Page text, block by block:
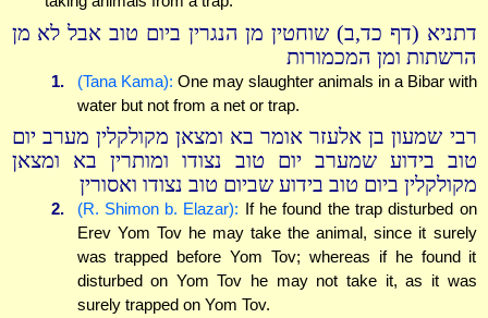
דתניא (דף כד,ב) שוחטין מן הנגרין ביום טוב אבל לא מן
הרשתות ומן המכמורות
1. (Tana Kama): One may slaughter animals in a Bibar with
water but not from a net or trap.
רבי שמעון בן אלעזר אומר בא ומצאן מקולקלין מערב יום
טוב בידוע שמערב יום טוב נצודו ומותרין בא ומצאן
מקולקלין ביום טוב בידוע שביום טוב נצודו ואסורין
2. (R. Shimon b. Elazar): If he found the trap disturbed on
Erev Yom Tov he may take the animal, since it surely
was trapped before Yom Tov; whereas if he found it
disturbed on Yom Tov he may not take it, as it was
surely trapped on Yom Tov.